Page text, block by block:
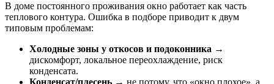
В доме постоянного проживания окно работает как часть
теплового контура. Ошибка в подборе приводит к двум
типовым проблемам:
Холодные зоны у откосов и подоконника →
дискомфорт, локальное переохлаждение, риск
конденсата.